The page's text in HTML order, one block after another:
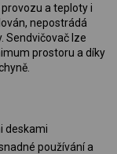
provozu a teploty i
nepostrádá
Sendvičovač lze
prostoru a díky
deskami
používání a